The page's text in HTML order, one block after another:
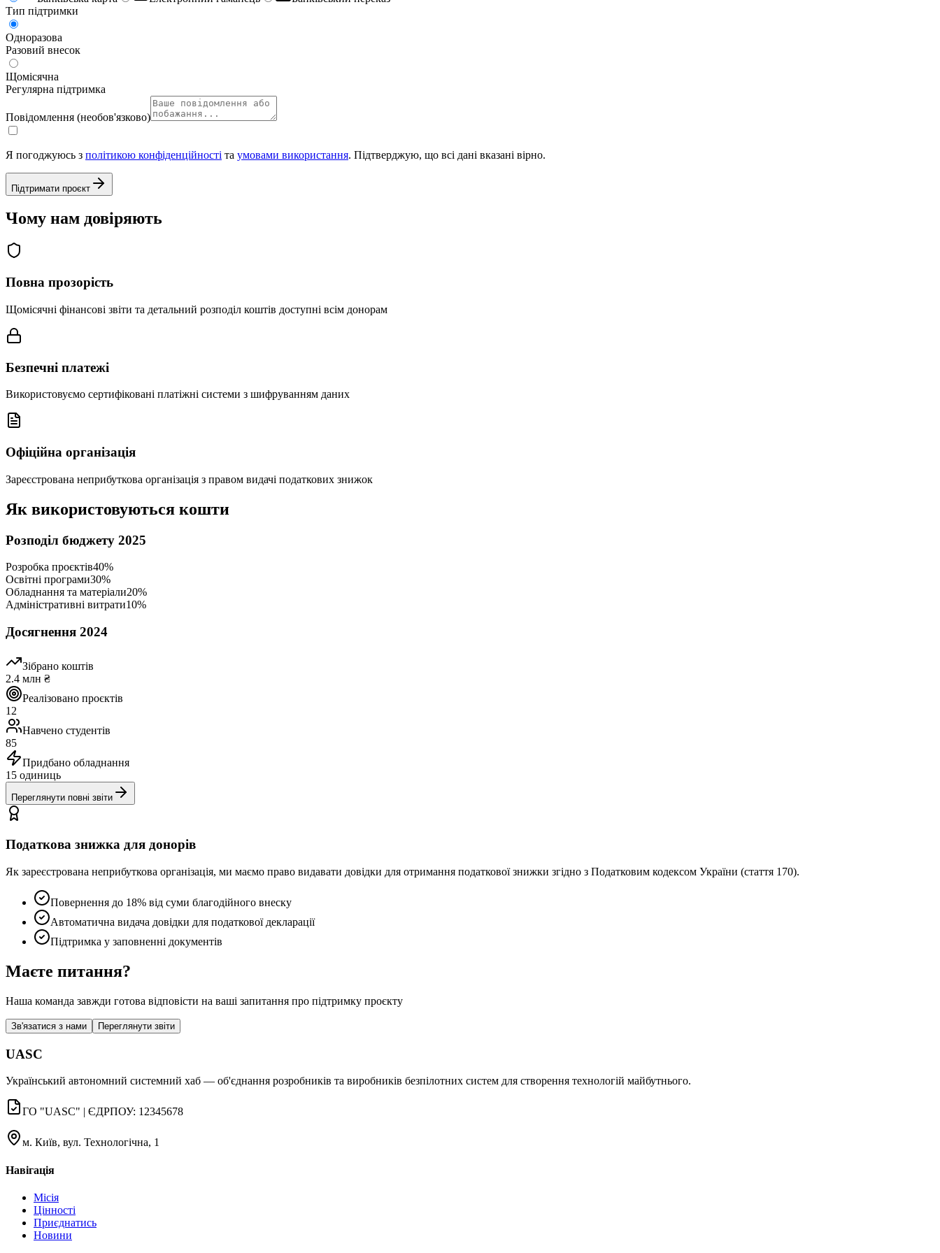
Тип підтримки
Одноразова
Разовий внесок
Щомісячна
Регулярна підтримка
Повідомлення (необов'язково)
Я погоджуюсь з політикою конфіденційності та умовами використання. Підтверджую, що всі дані вказані вірно.
Підтримати проєкт
Чому нам довіряють
Повна прозорість
Щомісячні фінансові звіти та детальний розподіл коштів доступні всім донорам
Безпечні платежі
Використовуємо сертифіковані платіжні системи з шифруванням даних
Офіційна організація
Зареєстрована неприбуткова організація з правом видачі податкових знижок
Як використовуються кошти
Розподіл бюджету 2025
Розробка проєктів40%
Освітні програми30%
Обладнання та матеріали20%
Адміністративні витрати10%
Досягнення 2024
Зібрано коштів
2.4 млн ₴
Реалізовано проєктів
12
Навчено студентів
85
Придбано обладнання
15 одиниць
Переглянути повні звіти
Податкова знижка для донорів
Як зареєстрована неприбуткова організація, ми маємо право видавати довідки для отримання податкової знижки згідно з Податковим кодексом України (стаття 170).
Повернення до 18% від суми благодійного внеску
Автоматична видача довідки для податкової декларації
Підтримка у заповненні документів
Маєте питання?
Наша команда завжди готова відповісти на ваші запитання про підтримку проєкту
Зв'язатися з нами Переглянути звіти
UASC
Український автономний системний хаб — об'єднання розробників та виробників безпілотних систем для створення технологій майбутнього.
ГО "UASC" | ЄДРПОУ: 12345678
м. Київ, вул. Технологічна, 1
Навігація
Місія
Цінності
Приєднатись
Новини